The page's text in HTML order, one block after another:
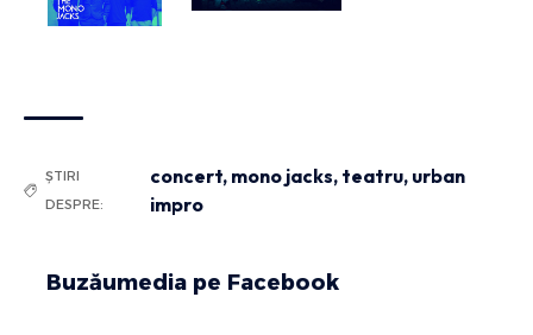
ȘTIRI
DESPRE:
concert, mono jacks, teatru, urban
impro
Buzăumedia pe Facebook